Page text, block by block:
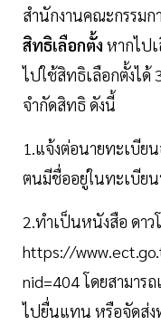
สำนักงานคณะกรรมก
สิทธิเลือกตั้ง หากไป
ไปใช้สิทธิเลือกตั้งได้
จำกัดสิทธิ ดังนี้
1.แจ้งต่อนายทะเบีย
ตนมีชื่ออยู่ในทะเบีย
2.ทำเป็นหนังสือ ดา
https://
nid=404 โดยสามาร
ไปยื่นแทน หรือจัดส่ง